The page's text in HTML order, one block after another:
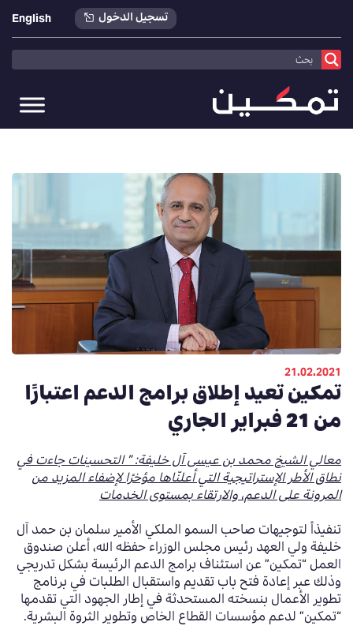
تسجيل الدخول English
تمكين>أخبارنا>
21.02.2021
تمكين تعيد إطلاق برامج الدعم اعتبارًا
من 21 فبراير الجاري
معالي الشيخ محمد بن عيسى آل خليفة: ” التحسينات جاءت في
نطاق الأطر الإستراتيجية التي أعلنّاها مؤخرًا لإضفاء المزيد من
المرونة على الدعم، والارتقاء بمستوى الخدمات
تنفيذاً لتوجيهات صاحب السمو الملكي الأمير سلمان بن حمد آل
خليفة ولي العهد رئيس مجلس الوزراء حفظه الله، أعلن صندوق
العمل “تمكين” عن استئناف برامج الدعم الرئيسة بشكل تدريجي
وذلك عبر إعادة فتح باب تقديم واستقبال الطلبات في برنامج
تطوير الأعمال بنسخته المستحدثة في إطار الجهود التي تقدمها
“تمكين” لدعم مؤسسات القطاع الخاص وتطوير الثروة البشرية.